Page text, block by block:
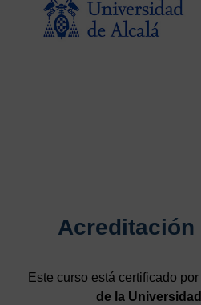
Este curso está certificado por
de la